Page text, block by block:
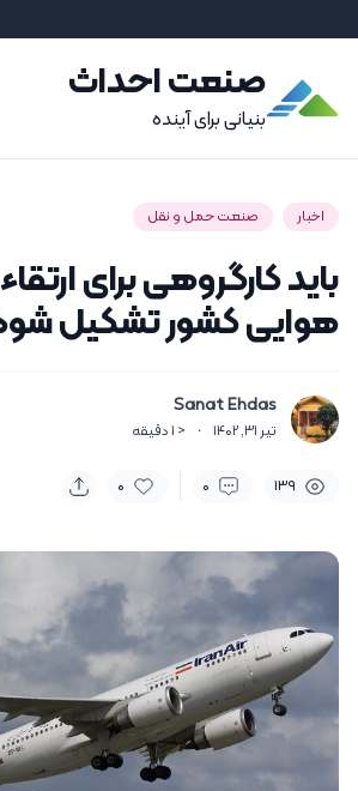
صنعت احداث
بنیانی برای آینده
اخبار صنعت حمل و نقل
باید کارگروهی برای
هوایی کشور تشکیل
Sanat Ehdas
تیر 31, 1402 ·
< 1 دقیقه
139
0
0